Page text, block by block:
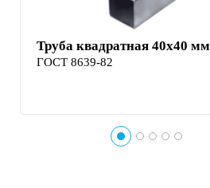
Труба квадратная 40х40 мм
ГОСТ 8639-82